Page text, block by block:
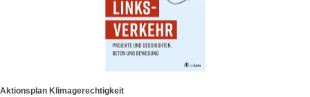
Aktionsplan Klimagerechtigkeit